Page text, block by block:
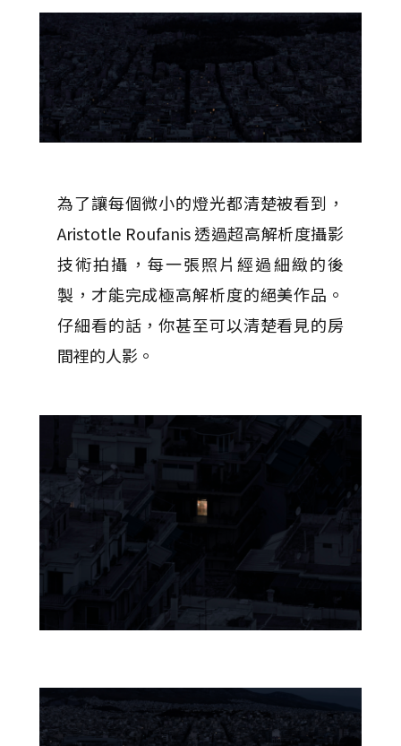
為了讓每個微小的燈光都清楚被看到，
Aristotle Roufanis 透過超高解析度攝影
技術拍攝，每一張照片經過細緻的後
製，才能完成極高解析度的絕美作品。
仔細看的話，你甚至可以清楚看見的房
間裡的人影。